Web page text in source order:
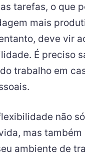
tarefas, o que
mais
deve vir
É preciso
trabalho em
não
mas
ambiente de